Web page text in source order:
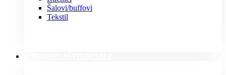
Šalovi/buffovi
Tekstil